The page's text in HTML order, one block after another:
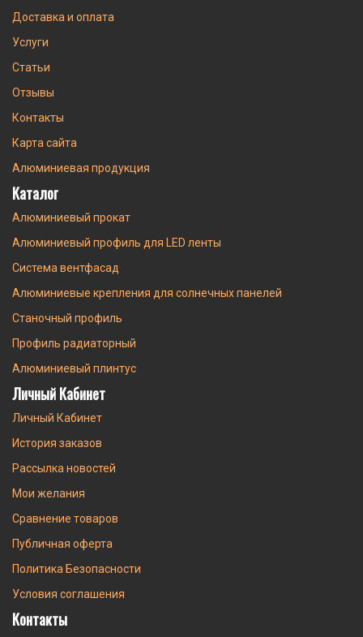
Доставка и оплата
Услуги
Статьи
Отзывы
Контакты
Карта сайта
Алюминиевая продукция
Каталог
Алюминиевый прокат
Алюминиевый профиль для LED ленты
Система вентфасад
Алюминиевые крепления для солнечных панелей
Станочный профиль
Профиль радиаторный
Алюминиевый плинтус
Личный Кабинет
Личный Кабинет
История заказов
Рассылка новостей
Мои желания
Сравнение товаров
Публичная оферта
Политика Безопасности
Условия соглашения
Контакты